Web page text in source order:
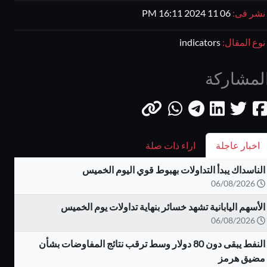
نشر فى:
نوع المقال:
اخبار عاجلة اراء ذات صلة
الناسداك يبدأ التداولات بهبوط قوي اليوم الخميس
06/08/2026
الأسهم اليابانية تشهد خسائر بنهاية تداولات يوم الخميس
06/08/2026
النفط يبقى دون 80 دولار وسط ترقب نتائج المفاوضات بشأن
مضيق هرمز